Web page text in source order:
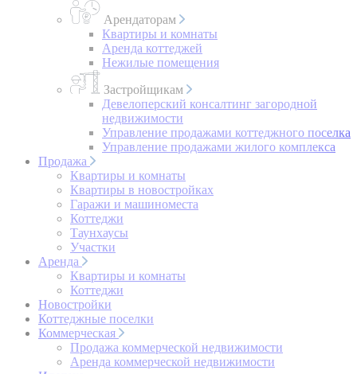
Арендаторам
Квартиры и комнаты
Аренда коттеджей
Нежилые помещения
Застройщикам
Девелоперский консалтинг загородной
недвижимости
Управление продажами коттеджного поселка
Управление продажами жилого комплекса
Продажа
Квартиры и комнаты
Квартиры в новостройках
Гаражи и машиноместа
Коттеджи
Таунхаусы
Участки
Аренда
Квартиры и комнаты
Коттеджи
Новостройки
Коттеджные поселки
Коммерческая
Продажа коммерческой недвижимости
Аренда коммерческой недвижимости